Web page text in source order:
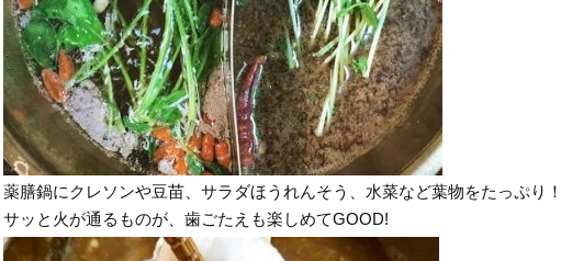
薬膳鍋にクレソンや豆苗、サラダほうれんそう、水菜など葉物をたっぷり
サッと火が通るものが、歯ごたえも楽しめてGOOD!